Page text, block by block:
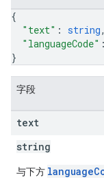
{
"text" : string,
"languageCode"
}
字段
text
string
与下方